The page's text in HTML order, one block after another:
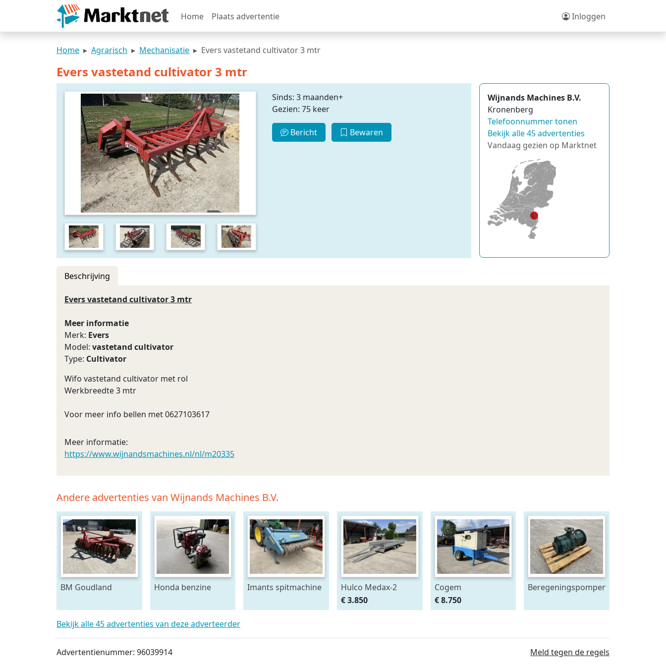
Home Plaats advertentie Inloggen
Home Agrarisch Mechanisatie Evers vastetand cultivator 3 mtr
Evers vastetand cultivator 3 mtr
Sinds: 3 maanden+
Gezien: 75 keer
Bericht Bewaren
Wijnands Machines B.V.
Kronenberg
Telefoonnummer tonen
Bekijk alle 45 advertenties
Vandaag gezien op Marktnet
Beschrijving
Evers vastetand cultivator 3 mtr
Meer informatie
Merk: Evers
Model: vastetand cultivator
Type: Cultivator
Wifo vastetand cultivator met rol
Werkbreedte 3 mtr
Voor meer info bellen met 0627103617
Meer informatie:
https://www.wijnandsmachines.nl/nl/m20335
Andere advertenties van Wijnands Machines B.V.
BM Goudland
Honda benzine
Imants spitmachine
Hulco Medax-2
tandemas
aanhangwagen
€ 3.850
Cogem
beregeningspomp
€ 8.750
Beregeningspompen
Bekijk alle 45 advertenties van deze adverteerder
Advertentienummer: 96039914 Meld tegen de regels